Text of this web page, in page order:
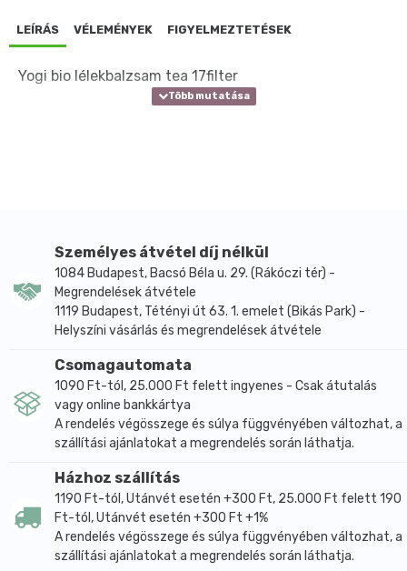
LEÍRÁS VÉLEMÉNYEK FIGYELMEZTETÉSEK
Yogi bio lélekbalzsam tea 17filter
Személyes átvétel díj nélkül
1084 Budapest, Bacsó Béla u. 29. (Rákóczi tér) -
Megrendelések átvétele
1119 Budapest, Tétényi út 63. 1. emelet (Bikás Park) -
Helyszíni vásárlás és megrendelések átvétele
Csomagautomata
1090 Ft-tól, 25.000 Ft felett ingyenes - Csak átutalás
vagy online bankkártya
A rendelés végösszege és súlya függvényében változhat, a
szállítási ajánlatokat a megrendelés során láthatja.
Házhoz szállítás
1190 Ft-tól, Utánvét esetén +300 Ft, 25.000 Ft felett 190
Ft-tól, Utánvét esetén +300 Ft +1%
A rendelés végösszege és súlya függvényében változhat, a
szállítási ajánlatokat a megrendelés során láthatja.